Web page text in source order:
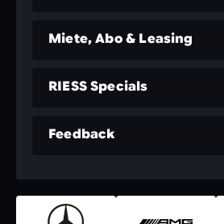
Miete, Abo & Leasing
RIESS Specials
Feedback